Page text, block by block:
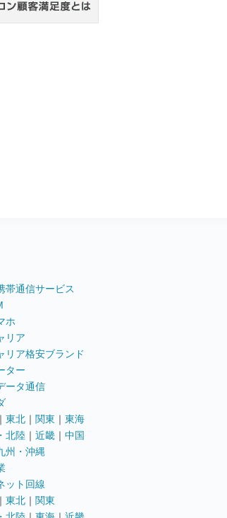
帯通信サービス
ホ
リア
リア格安ブランド
ター
ータ通信
｜ 東北 ｜ 関東 ｜ 東海
北陸 ｜ 近畿 ｜ 中国
州・沖縄
ット回線
｜ 東北 ｜ 関東